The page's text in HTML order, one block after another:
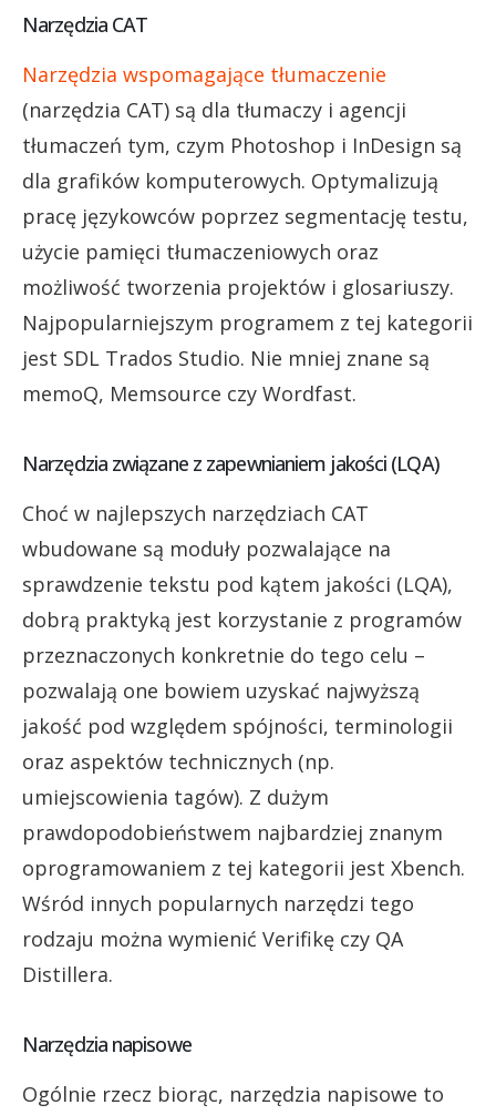
Narzędzia CAT
Narzędzia wspomagające tłumaczenie
(narzędzia CAT) są dla tłumaczy i agencji
tłumaczeń tym, czym Photoshop i InDesign są
dla grafików komputerowych. Optymalizują
pracę językowców poprzez segmentację testu,
użycie pamięci tłumaczeniowych oraz
możliwość tworzenia projektów i glosariuszy.
Najpopularniejszym programem z tej kategorii
jest SDL Trados Studio. Nie mniej znane są
memoQ, Memsource czy Wordfast.
Narzędzia związane z zapewnianiem jakości (LQA)
Choć w najlepszych narzędziach CAT
wbudowane są moduły pozwalające na
sprawdzenie tekstu pod kątem jakości (LQA),
dobrą praktyką jest korzystanie z programów
przeznaczonych konkretnie do tego celu –
pozwalają one bowiem uzyskać najwyższą
jakość pod względem spójności, terminologii
oraz aspektów technicznych (np.
umiejscowienia tagów). Z dużym
prawdopodobieństwem najbardziej znanym
oprogramowaniem z tej kategorii jest Xbench.
Wśród innych popularnych narzędzi tego
rodzaju można wymienić Verifikę czy QA
Distillera.
Narzędzia napisowe
Ogólnie rzecz biorąc, narzędzia napisowe to